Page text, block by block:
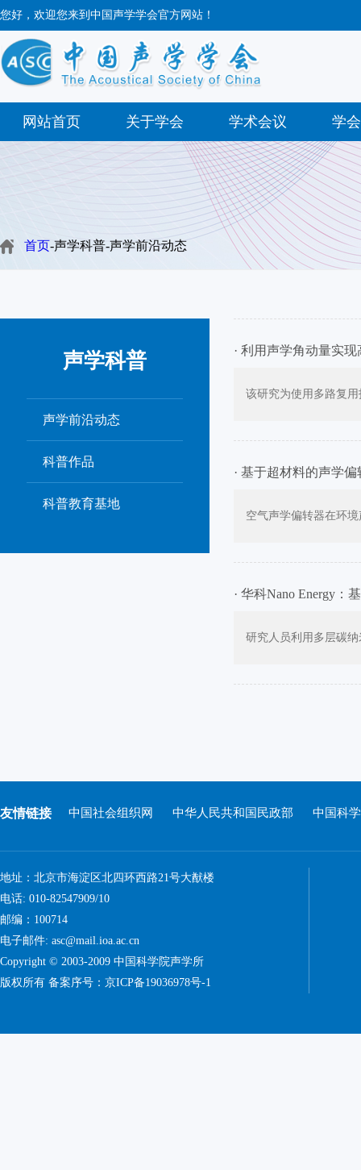
您好，欢迎您来到中国声学学会官方网站！
网站首页 关于学会 学术会议 学
首页-声学科普-声学前沿动态
声学科普
声学前沿动态
科普作品
科普教育基地
· 利用声学角动量实
该研究为使用多路复
· 基于超材料的声学
空气声学偏转器在环
· 华科Nano Energy
研究人员利用多层碳
友情链接 中国社会组织网 中华人民共和国民政部 中国科
地址：北京市海淀区北四环西路21号大猷楼
电话: 010-82547909/10
邮编：100714
电子邮件: asc@mail.ioa.ac.cn
Copyright © 2003-2009 中国科学院声学所
版权所有 备案序号： 京ICP备19036978号-1